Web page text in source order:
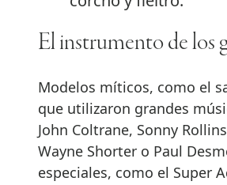
El instrumento de los
Modelos míticos, como el
que utilizaron grandes
John Coltrane, Sonny
Wayne Shorter o Paul
especiales, como el Super